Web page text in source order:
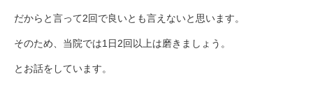
だからと言って2回で良いとも言えないと思います。
そのため、当院では1日2回以上は磨きましょう。
とお話をしています。